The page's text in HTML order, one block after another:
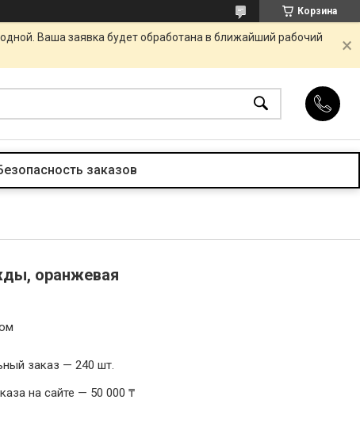
Корзина
Ваша заявка будет обработана в ближайший рабочий
заказов
оранжевая
заказ — 240 шт.
на сайте — 50 000 ₸